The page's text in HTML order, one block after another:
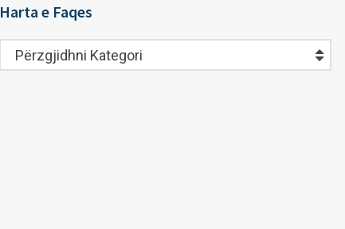
Harta e Faqes
Harta
e
Përzgjidhni Kategori